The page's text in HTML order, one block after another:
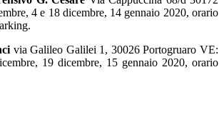
4 e 18 dicembre, 14 gennaio 2020, orario
via Galileo Galilei 1, 30026 Portogruaro VE:
19 dicembre, 15 gennaio 2020, orario